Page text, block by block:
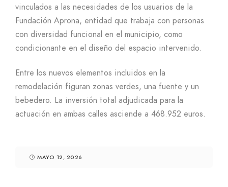
vinculados a las necesidades de los usuarios de la
Fundación Aprona, entidad que trabaja con personas
con diversidad funcional en el municipio, como
condicionante en el diseño del espacio intervenido.
Entre los nuevos elementos incluidos en la
remodelación figuran zonas verdes, una fuente y un
bebedero. La inversión total adjudicada para la
actuación en ambas calles asciende a 468.952 euros.
MAYO 12, 2026